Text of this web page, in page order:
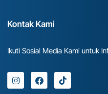
Kontak Kami
Ikuti Sosial Media Kami untuk